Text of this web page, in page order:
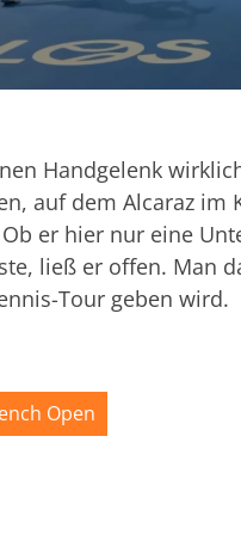
Handgelenk
auf dem Alcaraz
er hier nur eine
ließ er offen. Man
Tour geben wird.
Open